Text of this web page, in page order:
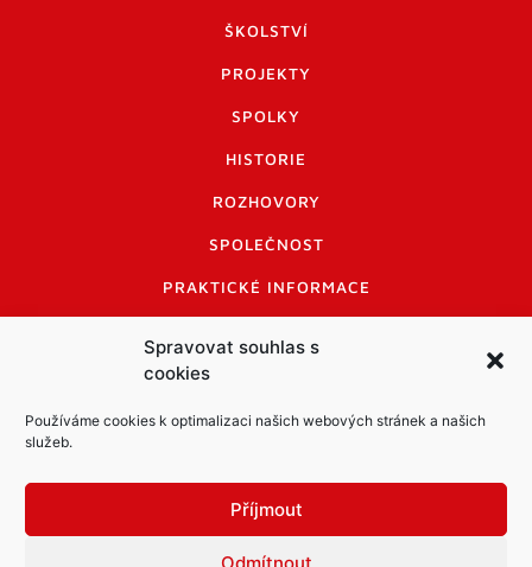
Spravovat souhlas s
cookies
Používáme cookies k optimalizaci našich webových stránek a našich
služeb.
Příjmout
Odmítnout
ŠKOLSTVÍ
PROJEKTY
SPOLKY
HISTORIE
ROZHOVORY
SPOLEČNOST
PRAKTICKÉ INFORMACE
INFORMACE A KODEX DISKUTUJÍCÍCH
LOGO A LOGO MANUÁL